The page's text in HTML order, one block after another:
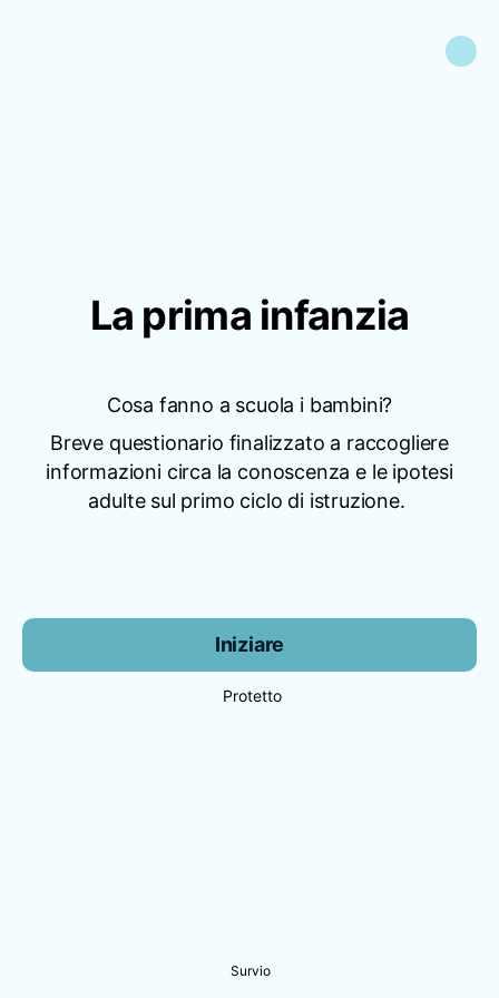
La prima infanzia
Cosa fanno a scuola i bambini?
Breve questionario finalizzato a raccogliere
informazioni circa la conoscenza e le ipotesi
adulte sul primo ciclo di istruzione.
Iniziare
Protetto
Survio